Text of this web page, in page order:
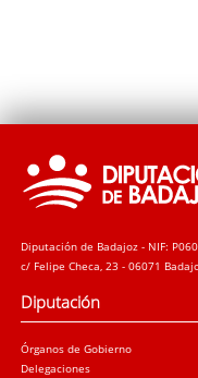
Diputación de Badajoz - NIF:
c/ Felipe Checa, 23 - 06071
Diputación
Órganos de Gobierno
Delegaciones